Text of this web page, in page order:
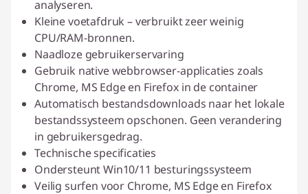
analyseren.
Kleine voetafdruk – verbruikt zeer weinig
CPU/RAM-bronnen.
Naadloze gebruikerservaring
Gebruik native webbrowser-applicaties zoals
Chrome, MS Edge en Firefox in de container
Automatisch bestandsdownloads naar het lokale
bestandssysteem opschonen. Geen verandering
in gebruikersgedrag.
Technische specificaties
Ondersteunt Win10/11 besturingssysteem
Veilig surfen voor Chrome, MS Edge en Firefox